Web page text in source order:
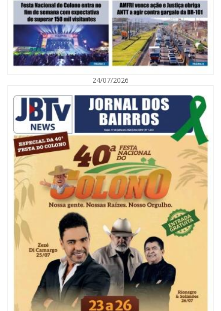
06/08/2026 | 10:02
Audiência pública debate Programa Municipal de Habitação de Interesse
Social em Itajaí
06/08/2026 | 10:04
24/07/2026